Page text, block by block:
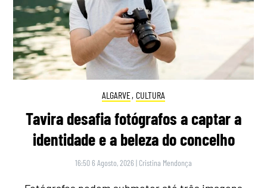
ALGARVE, CULTURA
Tavira desafia fotógrafos a captar a
identidade e a beleza do concelho
16:50 6 Agosto, 2026 | Cristina Mendonça